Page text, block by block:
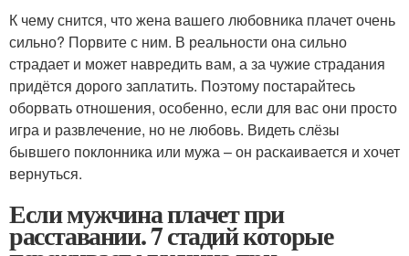
К чему снится, что жена вашего любовника плачет очень
сильно? Порвите с ним. В реальности она сильно
страдает и может навредить вам, а за чужие страдания
придётся дорого заплатить. Поэтому постарайтесь
оборвать отношения, особенно, если для вас они просто
игра и развлечение, но не любовь. Видеть слёзы
бывшего поклонника или мужа – он раскаивается и хочет
вернуться.
Если мужчина плачет при
расставании. 7 стадий которые